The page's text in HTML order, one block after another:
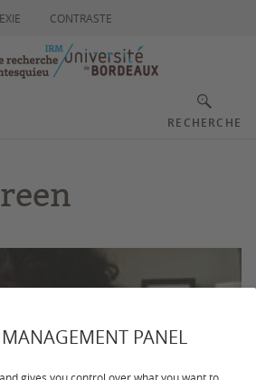
PANEL
CONTRASTE
RECHERCHE